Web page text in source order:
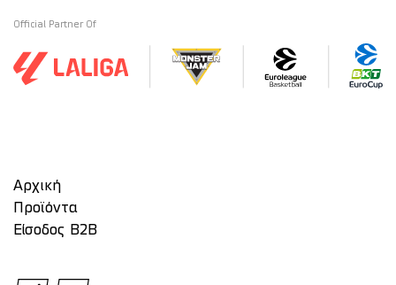
Official Partner Of
Αρχική
Προϊόντα
Είσοδος Β2Β